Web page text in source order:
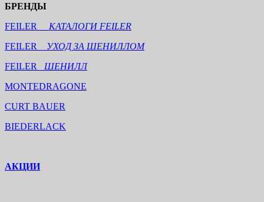
БРЕНДЫ
FEILER КАТАЛОГИ FEILER
FEILER
УХОД ЗА ШЕНИЛЛОМ
FEILER ШЕНИЛЛ
MONTEDRAGONE
CURT BAUER
BIEDERLACK
АКЦИИ